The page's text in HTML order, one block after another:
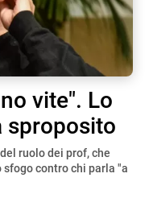
vite". Lo
sproposito
ruolo dei prof, che
contro chi parla "a